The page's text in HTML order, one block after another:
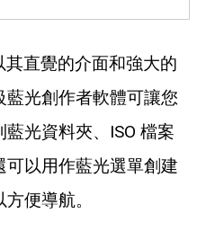
其直覺的介面和強大的
光創作者軟體可讓您
光資料夾、ISO 檔案
以用作藍光選單創建
便導航。